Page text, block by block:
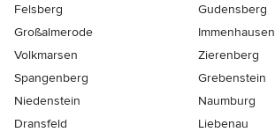
Felsberg
Gudensberg
Großalmerode
Immenhausen
Volkmarsen
Zierenberg
Spangenberg
Grebenstein
Niedenstein
Naumburg
Dransfeld
Liebenau